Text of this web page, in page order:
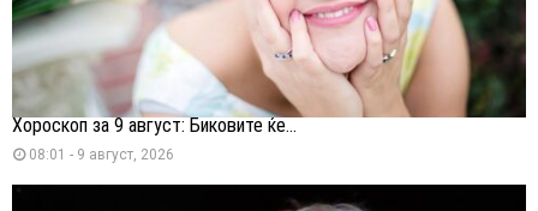
Хороскоп за 9 август: Биковите ќе...
08:01 - 9 август, 2026